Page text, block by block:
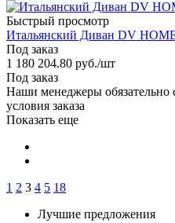
Быстрый просмотр
Итальянский Диван DV
Под заказ
1 180 204.80 руб./шт
Под заказ
Наши менеджеры обязательно
условия заказа
Показать еще
1 2 3 4 5 18
Лучшие предложения